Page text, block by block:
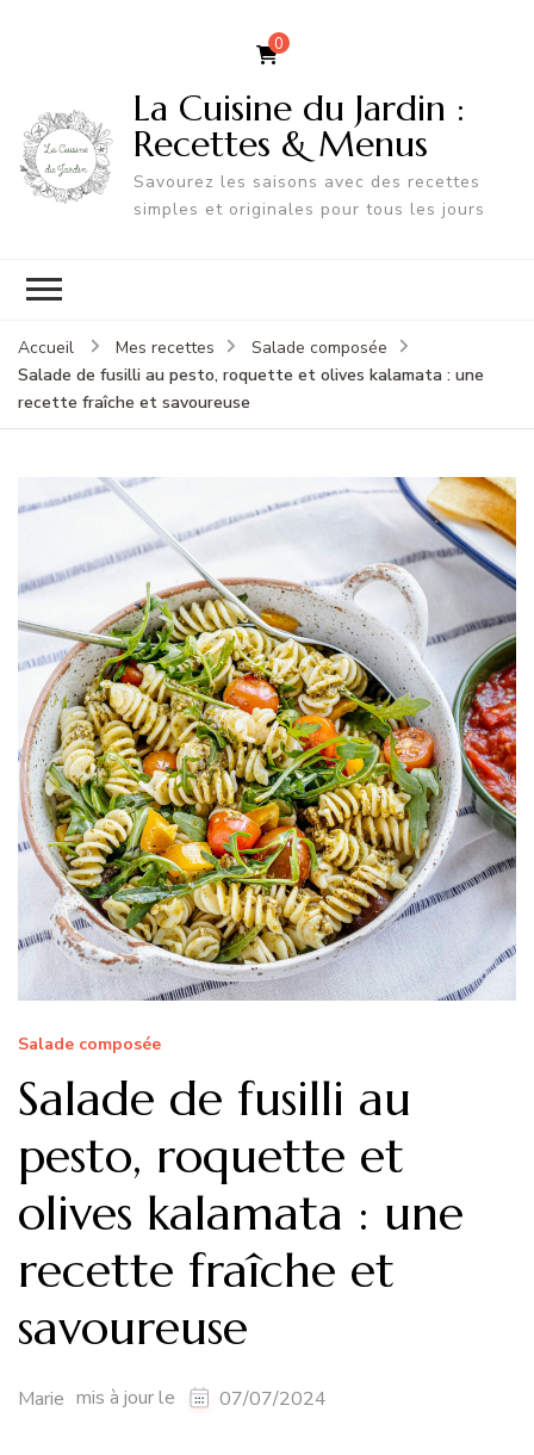
0
La Cuisine du Jardin :
Recettes & Menus
Savourez les saisons avec des recettes
simples et originales pour tous les jours
Accueil Mes recettes
Salade composée
Salade de fusilli au pesto, roquette et olives kalamata : une
recette fraîche et savoureuse
Salade composée
Salade de fusilli au
pesto, roquette et
olives kalamata : une
recette fraîche et
savoureuse
Marie mis à jour le 07/07/2024